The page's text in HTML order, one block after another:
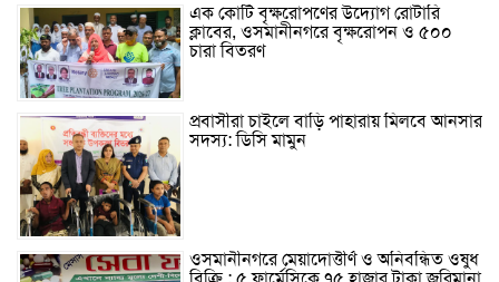
এক কোটি বৃক্ষরোপণের উদ্যোগ রোটারি
ক্লাবের, ওসমানীনগরে বৃক্ষরোপন ও ৫০০
চারা বিতরণ
প্রবাসীরা চাইলে বাড়ি পাহারায় মিলবে আনসার
সদস্য: ডিসি মামুন
ওসমানীনগরে মেয়াদোত্তীর্ণ ও অনিবন্ধিত ওষুধ